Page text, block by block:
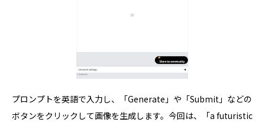
プロンプトを英語で入力し、「Generate」や「Submit」などの
ボタンをクリックして画像を生成します。今回は、「a futuristic